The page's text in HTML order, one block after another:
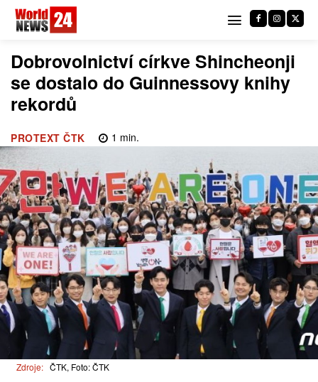
Dobrovolnictví církve Shincheonji
se dostalo do Guinnessovy knihy
rekordů
PROTEXT ČTK 1 min.
Zdroje: ČTK, Foto: ČTK